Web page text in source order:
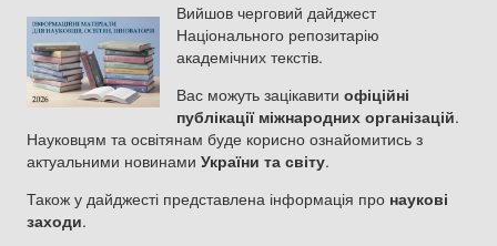
Вийшов черговий дайджест
Національного репозитарію
академічних текстів.
Вас можуть зацікавити офіційні
публікації міжнародних організацій.
Науковцям та освітянам буде корисно ознайомитись з
актуальними новинами України та світу.
Також у дайджесті представлена інформація про наукові
заходи.